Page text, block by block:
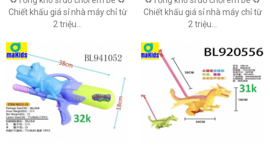
Chiết khấu giá sỉ nhà máy chỉ từ
2 triệu...
Chiết khấu giá sỉ nhà máy chỉ từ
2 triệu...